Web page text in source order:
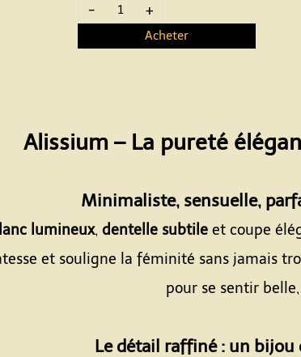
- +
Acheter
Alissium – La pureté
Minimaliste, sensuelle,
lumineux, dentelle subtileet coupe
et souligne la féminité sans jamais
pour se sentir
Le détail raffiné : un bijou